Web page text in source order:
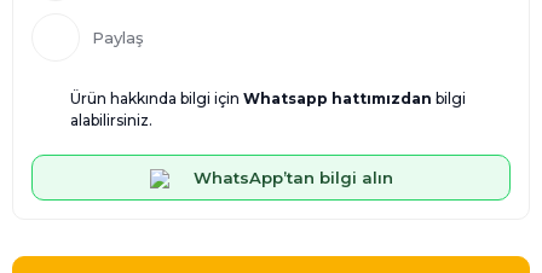
Paylaş
Ürün hakkında bilgi için Whatsapp hattımızdan bilgi
alabilirsiniz.
WhatsApp’tan bilgi alın